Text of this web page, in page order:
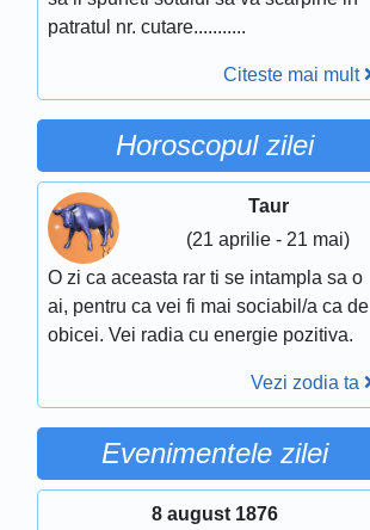
patratul nr. cutare...........
Citeste mai mult
Horoscopul zilei
Taur
(21 aprilie - 21 mai)
O zi ca aceasta rar ti se intampla sa o
ai, pentru ca vei fi mai sociabil/a ca de
obicei. Vei radia cu energie pozitiva.
Vezi zodia ta
Evenimentele zilei
8 august 1876